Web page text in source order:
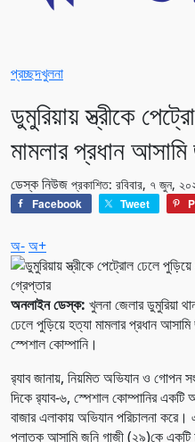
প্রচ্ছদখুলনা
ডুমুরিয়ায় স্ত্রীকে
মামলার প্রধান
ডেস্ক নিউজ প্রকাশিত: রবিবার, ৭ জুন,
Facebook Tweet
অ-অ+
অনলাইন ডেস্ক: খুলনা জেলার ডুমুরিয়া
ঢেলে পুড়িয়ে হত্যা মামলার প্রধান
স্পেশাল কোম্পানি।
র‌্যাব জানায়, নিয়মিত অভিযান ও গোপন
দিকে র‌্যাব-৬, স্পেশাল কোম্পানির একটি
বাজার এলাকায় অভিযান পরিচালনা
পলাতক আসামি জনি গাজী (২৯)কে একটি